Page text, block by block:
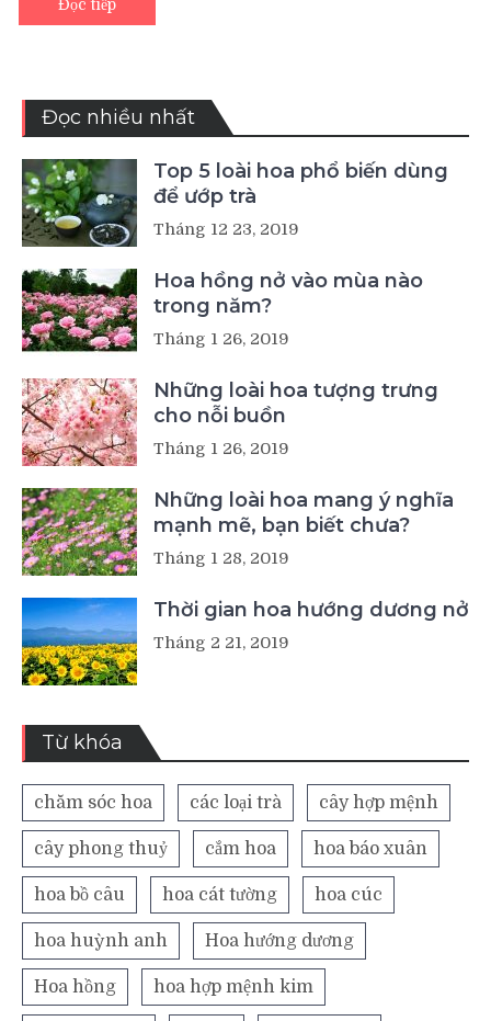
Đọc tiếp
Đọc nhiều nhất
Top 5 loài hoa phổ biến dùng
để ướp trà
Tháng 12 23, 2019
Hoa hồng nở vào mùa nào
trong năm?
Tháng 1 26, 2019
Những loài hoa tượng trưng
cho nỗi buồn
Tháng 1 26, 2019
Những loài hoa mang ý nghĩa
mạnh mẽ, bạn biết chưa?
Tháng 1 28, 2019
Thời gian hoa hướng dương nở
Tháng 2 21, 2019
Từ khóa
chăm sóc hoa các loại trà cây hợp mệnh
cây phong thuỷ cắm hoa hoa báo xuân
hoa bồ câu hoa cát tường hoa cúc
hoa huỳnh anh Hoa hướng dương
Hoa hồng hoa hợp mệnh kim